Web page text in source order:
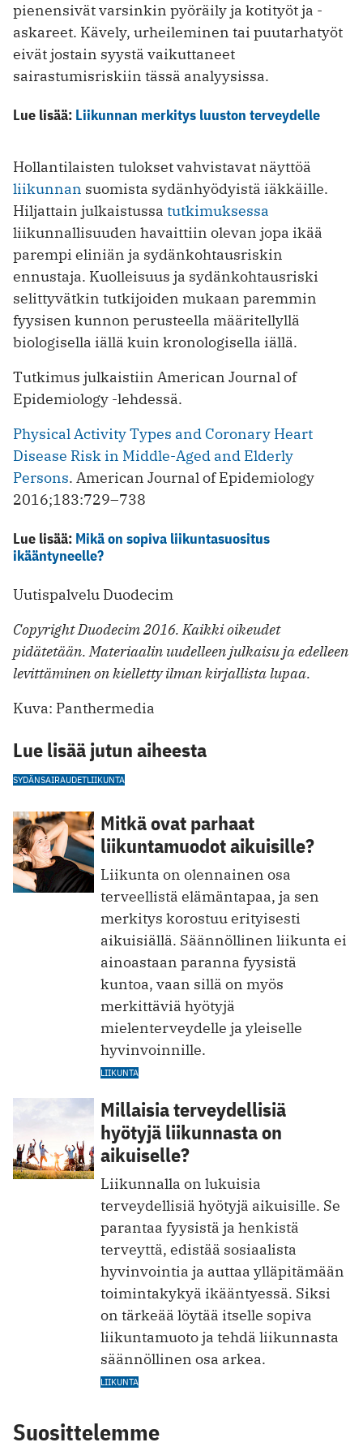
pienensivät varsinkin pyöräily ja kotityöt ja -
askareet. Kävely, urheileminen tai puutarhatyöt
eivät jostain syystä vaikuttaneet
sairastumisriskiin tässä analyysissa.
Lue lisää: Liikunnan merkitys luuston terveydelle
Hollantilaisten tulokset vahvistavat näyttöä
liikunnan suomista sydänhyödyistä iäkkäille.
Hiljattain julkaistussa tutkimuksessa
liikunnallisuuden havaittiin olevan jopa ikää
parempi eliniän ja sydänkohtausriskin
ennustaja. Kuolleisuus ja sydänkohtausriski
selittyvätkin tutkijoiden mukaan paremmin
fyysisen kunnon perusteella määritellyllä
biologisella iällä kuin kronologisella iällä.
Tutkimus julkaistiin American Journal of
Epidemiology -lehdessä.
Physical Activity Types and Coronary Heart
Disease Risk in Middle-Aged and Elderly
Persons. American Journal of Epidemiology
2016;183:729–738
Lue lisää: Mikä on sopiva liikuntasuositus
ikääntyneelle?
Uutispalvelu Duodecim
Copyright Duodecim 2016. Kaikki oikeudet
pidätetään. Materiaalin uudelleen julkaisu ja edelleen
levittäminen on kielletty ilman kirjallista lupaa.
Kuva: Panthermedia
Lue lisää jutun aiheesta
SYDÄNSAIRAUDETLIIKUNTA
Mitkä ovat parhaat
liikuntamuodot aikuisille?
Liikunta on olennainen osa
terveellistä elämäntapaa, ja sen
merkitys korostuu erityisesti
aikuisiällä. Säännöllinen liikunta ei
ainoastaan paranna fyysistä
kuntoa, vaa n sillä on myös
merkittäviä hyötyjä
mielenterveydelle ja yleiselle
hyvinvoinnille.
LIIKUNTA
Millaisia terveydellisiä
hyötyjä liikunnasta on
aikuiselle?
Liikunnalla on lukuisia
terveydellisiä hyötyjä aikuisille. Se
parantaa fyysistä ja henkistä
terveyttä, edistää sosiaalista
hyvinvointia ja auttaa ylläpitämään
toimintakykyä ikääntyessä. Siksi
on tärkeää löytää itselle sopiva
liikuntamuoto ja tehdä liikunnasta
säännöllinen osa arkea.
LIIKUNTA
Suosittelemme